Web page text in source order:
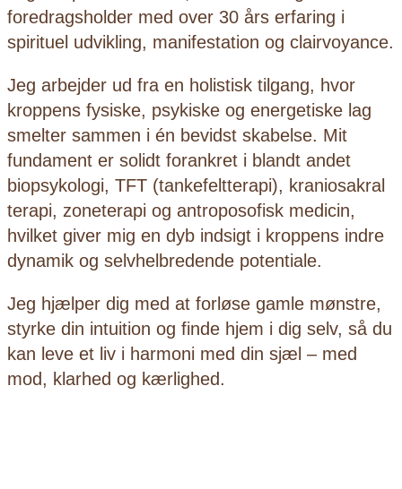
foredragsholder med over 30 års erfaring i
spirituel udvikling, manifestation og clairvoyance.
Jeg arbejder ud fra en holistisk tilgang, hvor
kroppens fysiske, psykiske og energetiske lag
smelter sammen i én bevidst skabelse. Mit
fundament er solidt forankret i blandt andet
biopsykologi, TFT (tankefeltterapi), kraniosakral
terapi, zoneterapi og antroposofisk medicin,
hvilket giver mig en dyb indsigt i kroppens indre
dynamik og selvhelbredende potentiale.
Jeg hjælper dig med at forløse gamle mønstre,
styrke din intuition og finde hjem i dig selv, så du
kan leve et liv i harmoni med din sjæl – med
mod, klarhed og kærlighed.